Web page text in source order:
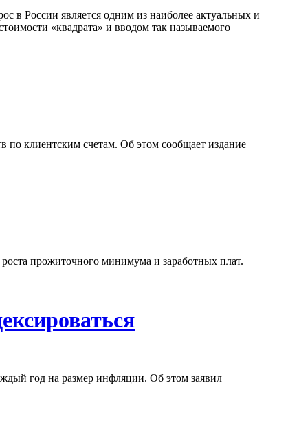
в России является одним из наиболее актуальных и
«квадрата» и вводом так называемого
по клиентским счетам. Об этом сообщает издание
прожиточного минимума и заработных плат.
год на размер инфляции. Об этом заявил